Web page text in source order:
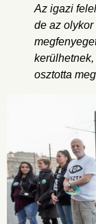
Az igazi
de az
osztotta